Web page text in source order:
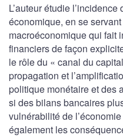
L’auteur étudie
économique, en se
macroéconomique qui fait
financiers de façon
le rôle du « canal du
propagation et
politique monétaire et des
si des bilans bancaires
vulnérabilité de
également les